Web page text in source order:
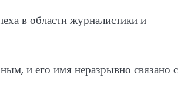
в области журналистики и
и его имя неразрывно связано с